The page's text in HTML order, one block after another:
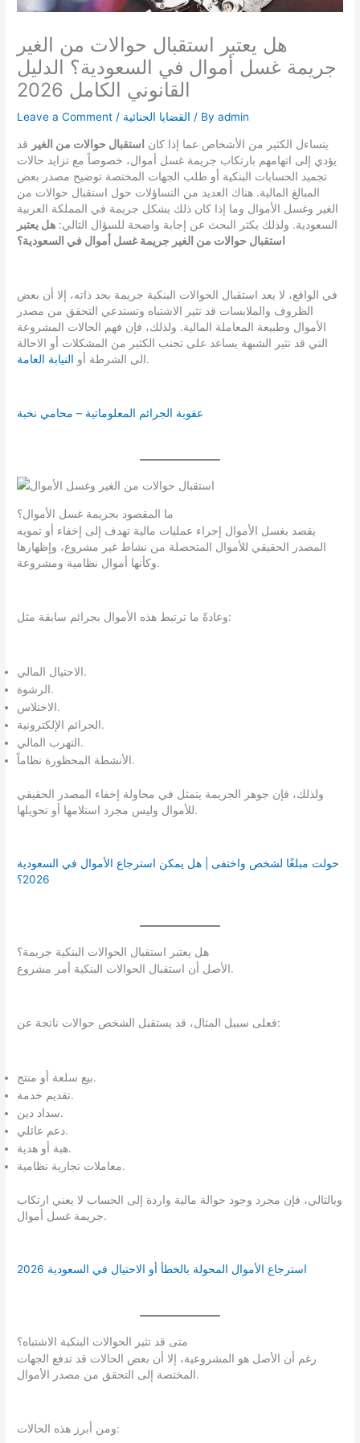
هل يعتبر استقبال حوالات من الغير
جريمة غسل أموال في السعودية؟ الدليل
القانوني الكامل 2026
Leave a Comment / القضايا الجنائية / Byadmin
يتساءل الكثير من الأشخاص عما إذا كان استقبال حوالات من الغير قد
يؤدي إلى اتهامهم بارتكاب جريمة غسل أموال، خصوصاً مع تزايد حالات
تجميد الحسابات البنكية أو طلب الجهات المختصة توضيح مصدر بعض
المبالغ المالية. هناك العديد من التساؤلات حول استقبال حوالات من
الغير وغسل الأموال وما إذا كان ذلك يشكل جريمة في المملكة العربية
السعودية. ولذلك يكثر البحث عن إجابة واضحة للسؤال التالي: هل يعتبر
استقبال حوالات من الغير جريمة غسل أموال في السعودية؟
في الواقع، لا يعد استقبال الحوالات البنكية جريمة بحد ذاته، إلا أن بعض
الظروف والملابسات قد تثير الاشتباه وتستدعي التحقق من مصدر
الأموال وطبيعة المعاملة المالية. ولذلك، فإن فهم الحالات المشروعة
التي قد تثير الشبهة يساعد على تجنب الكثير من المشكلات أو الاحالة
الى الشرطة أو النيابة العامة .
عقوبة الجرائم المعلوماتية – محامي نخبة
ما المقصود بجريمة غسل الأموال؟
يقصد بغسل الأموال إجراء عمليات مالية تهدف إلى إخفاء أو تمويه
المصدر الحقيقي للأموال المتحصلة من نشاط غير مشروع، وإظهارها
وكأنها أموال نظامية ومشروعة.
وعادةً ما ترتبط هذه الأموال بجرائم سابقة مثل:
الاحتيال المالي.
الرشوة.
الاختلاس.
الجرائم الإلكترونية.
التهرب المالي.
الأنشطة المحظورة نظاماً.
ولذلك، فإن جوهر الجريمة يتمثل في محاولة إخفاء المصدر الحقيقي
للأموال وليس مجرد استلامها أو تحويلها.
حولت مبلغًا لشخص واختفى | هل يمكن استرجاع الأموال في السعودية
2026؟
هل يعتبر استقبال الحوالات البنكية جريمة؟
الأصل أن استقبال الحوالات البنكية أمر مشروع.
فعلى سبيل المثال، قد يستقبل الشخص حوالات ناتجة عن:
بيع سلعة أو منتج.
تقديم خدمة.
سداد دين.
دعم عائلي.
هبة أو هدية.
معاملات تجارية نظامية.
وبالتالي، فإن مجرد وجود حوالة مالية واردة إلى الحساب لا يعني ارتكاب
جريمة غسل أموال.
استرجاع الأموال المحولة بالخطأ أو الاحتيال في السعودية 2026
متى قد تثير الحوالات البنكية الاشتباه؟
رغم أن الأصل هو المشروعية، إلا أن بعض الحالات قد تدفع الجهات
المختصة إلى التحقق من مصدر الأموال.
ومن أبرز هذه الحالات: